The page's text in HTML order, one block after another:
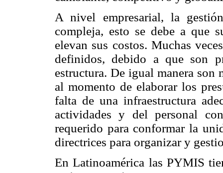
A nivel empresarial, la
compleja, esto se debe a que
elevan sus costos. Muchas
definidos, debido a que son
estructura. De igual manera son
al momento de elaborar los
falta de una infraestructura
actividades y del personal
requerido para conformar la
directrices para organizar y
En Latinoamérica las PYMIS